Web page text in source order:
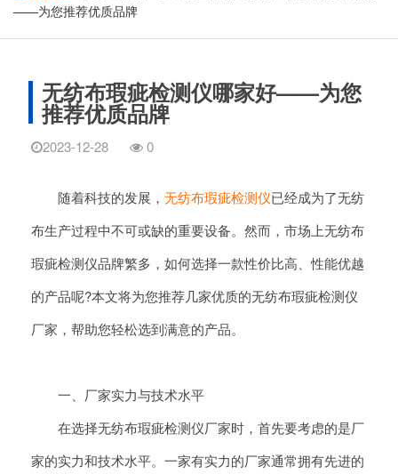
——为您推荐优质品牌
无纺布瑕疵检测仪哪家好——为您
推荐优质品牌
2023-12-28 0
随着科技的发展， 无纺布瑕疵检测仪已经成为了无纺
布生产过程中不可或缺的重要设备。然而，市场上无纺布
瑕疵检测仪品牌繁多，如何选择一款性价比高、性能优越
的产品呢?本文将为您推荐几家优质的无纺布瑕疵检测仪
厂家，帮助您轻松选到满意的产品。
一、厂家实力与技术水平
在选择无纺布瑕疵检测仪厂家时，首先要考虑的是厂
家的实力和技术水平。一家有实力的厂家通常拥有先进的